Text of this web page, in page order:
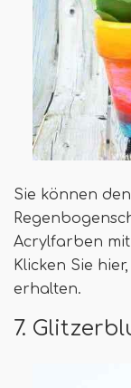
Sie können
Acrylfarben
Klicken Sie
erhalten.
7.